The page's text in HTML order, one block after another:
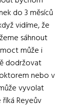
do 3 měsíců
vidíme, že
sáhnout
může i
dodržovat
nebo v
vyvolat
Reyeův